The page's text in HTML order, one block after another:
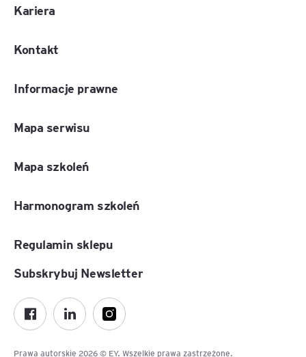
Kariera
Kontakt
Informacje prawne
Mapa serwisu
Mapa szkoleń
Harmonogram szkoleń
Regulamin sklepu
Prawa autorskie 2026 © EY. Wszelkie prawa zastrzeżone.
Subskrybuj Newsletter